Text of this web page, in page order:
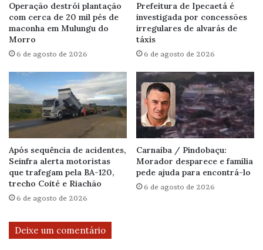
Operação destrói plantação
com cerca de 20 mil pés de
maconha em Mulungu do
Morro
6 de agosto de 2026
Prefeitura de Ipecaetá é
investigada por concessões
irregulares de alvarás de
táxis
6 de agosto de 2026
Após sequência de acidentes,
Seinfra alerta motoristas
que trafegam pela BA-120,
trecho Coité e Riachão
6 de agosto de 2026
Carnaíba / Pindobaçu:
Morador desparece e família
pede ajuda para encontrá-lo
6 de agosto de 2026
Deixe um comentário